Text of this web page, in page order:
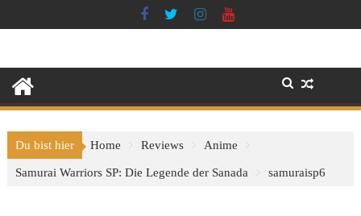
to
Du bist hier Home Reviews Anime
Samurai Warriors SP: Die Legende der Sanada samuraisp6